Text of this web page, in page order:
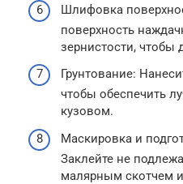
Шлифовка
поверхность
зернистости, чтобы
Грунтование:
чтобы обеспечить
кузовом.
Маскировка и
Заклейте не
малярным скотчем